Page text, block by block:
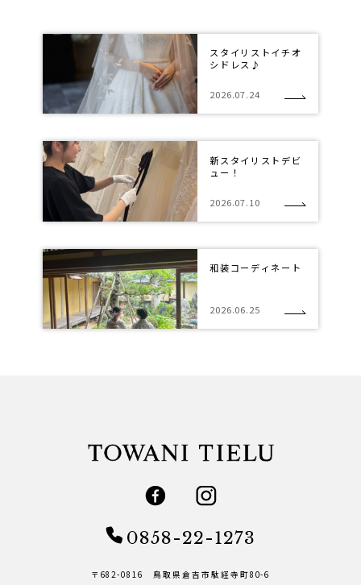
スタイリストイチオ
シドレス♪
2026.07.24
新スタイリストデビ
ュー！
2026.07.10
和装コーディネート
2026.06.25
0858-22-1273
〒682-0816 鳥取県倉吉市駄経寺町80-6